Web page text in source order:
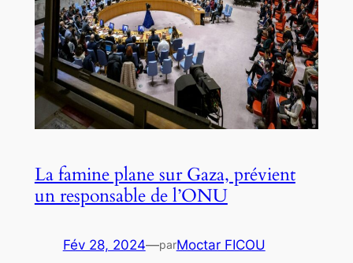
La famine plane sur Gaza, prévient
un responsable de l’ONU
Fév 28, 2024—parMoctar FICOU